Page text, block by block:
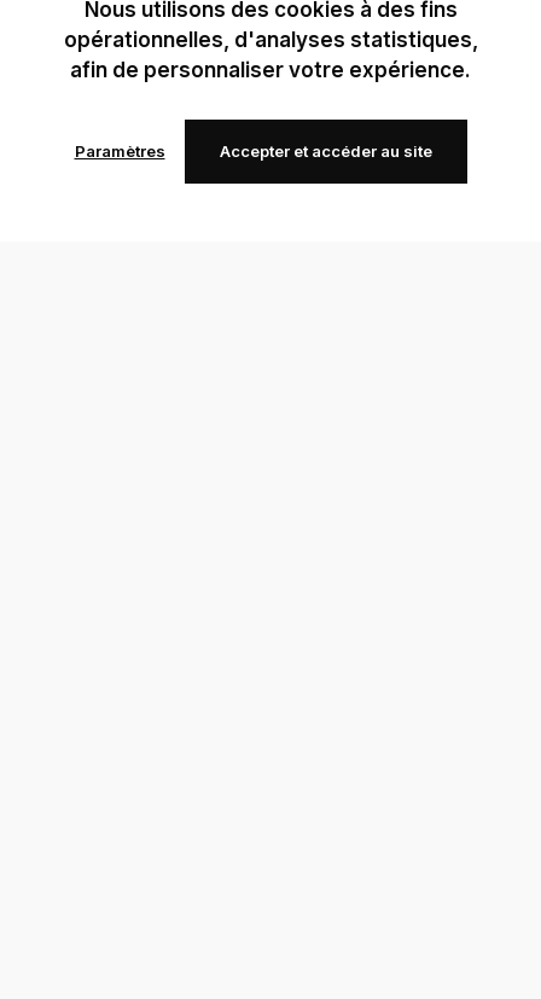
Nous utilisons des cookies à des fins
opérationnelles, d'analyses statistiques,
afin de personnaliser votre expérience.
Paramètres Accepter et accéder au site